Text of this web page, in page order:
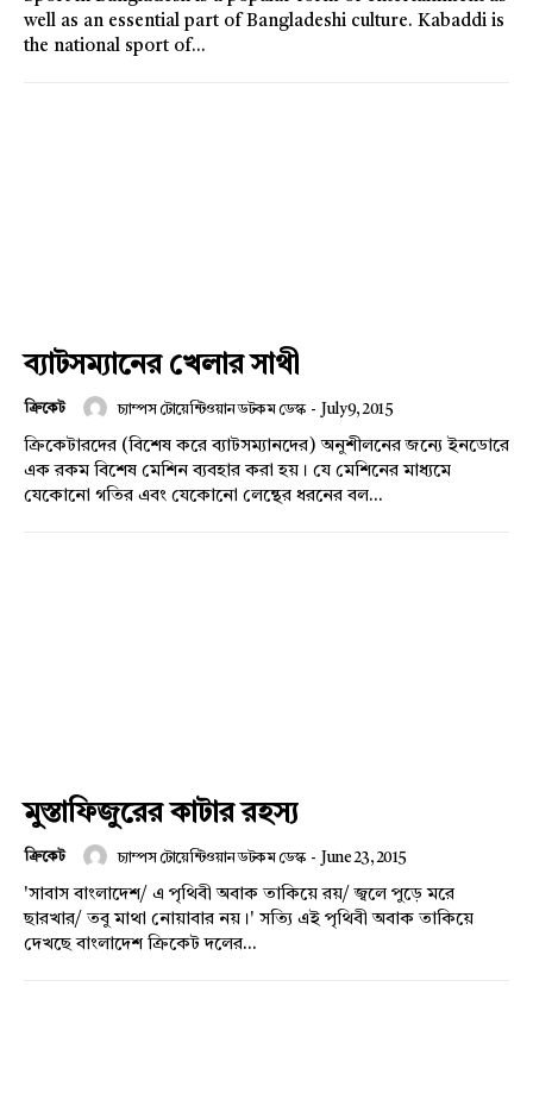
well as an essential part of Bangladeshi culture. Kabaddi is
the national sport of...
ব্যাটসম্যানের খেলার সাথী
ক্রিকেট চ্যাম্পস টোয়েন্টিওয়ান ডটকম ডেস্ক - July 9, 2015
ক্রিকেটারদের (বিশেষ করে ব্যাটসম্যানদের) অনুশীলনের জন্যে ইনডোরে
এক রকম বিশেষ মেশিন ব্যবহার করা হয়। যে মেশিনের মাধ্যমে
যেকোনো গতির এবং যেকোনো লেন্থের ধরনের বল...
মুস্তাফিজুরের কাটার রহস্য
ক্রিকেট চ্যাম্পস টোয়েন্টিওয়ান ডটকম ডেস্ক - June 23, 2015
'সাবাস বাংলাদেশ/ এ পৃথিবী অবাক তাকিয়ে রয়/ জ্বলে পুড়ে মরে
ছারখার/ তবু মাথা নোয়াবার নয়।' সত্যি এই পৃথিবী অবাক তাকিয়ে
দেখছে বাংলাদেশ ক্রিকেট দলের...